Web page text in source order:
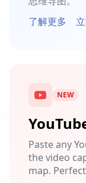
了解更多
NEW
Paste any
the video
map.